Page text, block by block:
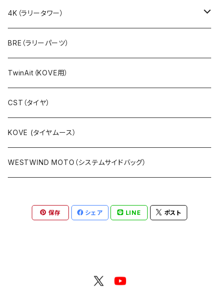
4K（ラリータワー）
ラリーキット（ステムマウント）
アルミ製
カーボン製
ラリーキットPRO（フレームマウント）
ラリーキットCNC（フレームマウント）
キットラリー（ステムマウント）
パーツ等
BRE（ラリーパーツ）
TwinAit（KOVE用）
CST（タイヤ）
KOVE (タイヤムース）
WESTWIND MOTO（システムサイドバッグ）
保存 シェア LINE ポスト